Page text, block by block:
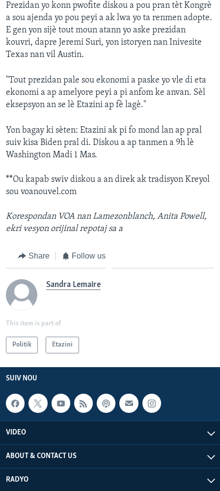
Prezidan yo konn pwofite diskou a pou pran tèt Kongrè
a sou ajenda yo pou peyi a ak lwa yo ta renmen adopte.
E gen yon sijè tout moun atann yo aske prezidan
kouvri, dapre Jeremi Suri, yon istoryen nan Inivesite
Texas nan vil Austin.
"Tout prezidan pale sou ekonomi a paske yo vle di eta
ekonomi a ap amelyore peyi a pi anfom ke anvan. Sèl
eksepsyon an se lè Etazini ap fè lagè."
Yon bagay ki sèten: Etazini ak pi fo mond lan ap pral
suiv kisa Biden pral di. Diskou a ap tanmen a 9h lè
Washington Madi 1 Mas.
**Ou kapab swiv diskou a an direk ak tradisyon Kreyol
sou voanouvel.com
Korespondan VOA nan Lamezonblanch, Anita Powell,
ekri vesyon orijinal repotaj sa a
Share Follow us
Sandra Lemaire
This item is part of
Politik Etazini
SUIV NOU
VIDEO
ABOUT & CONTACT US
RADYO